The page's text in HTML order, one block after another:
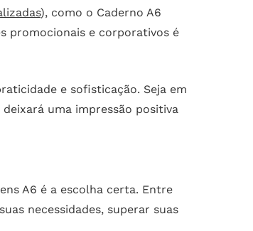
), como o Caderno A6
promocionais e corporativos é
e sofisticação. Seja em
uma impressão positiva
A6 é a escolha certa. Entre
necessidades, superar suas